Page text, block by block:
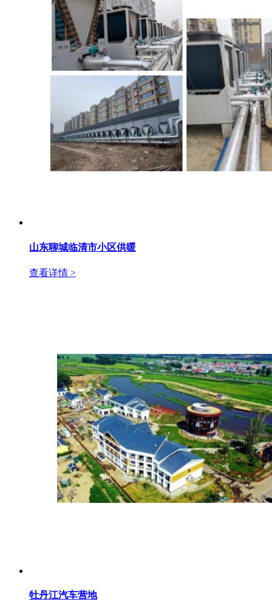
山东聊城临清市小区供暖
查看详情 >
牡丹江汽车营地